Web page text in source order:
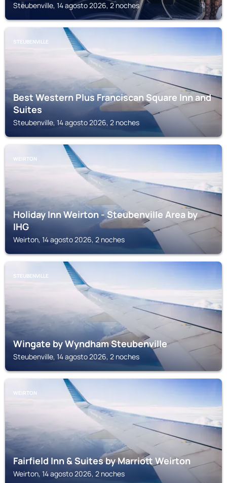
Steubenville, 14 agosto 2026, 2 noches
STEUBENVILLE
Best Western Plus Franciscan Square Inn and
Suites
Steubenville, 14 agosto 2026, 2 noches
WEIRTON
Holiday Inn Weirton - Steubenville Area by
IHG
Weirton, 14 agosto 2026, 2 noches
STEUBENVILLE
Wingate by Wyndham Steubenville
Steubenville, 14 agosto 2026, 2 noches
WEIRTON
Fairfield Inn & Suites by Marriott Weirton
Weirton, 14 agosto 2026, 2 noches